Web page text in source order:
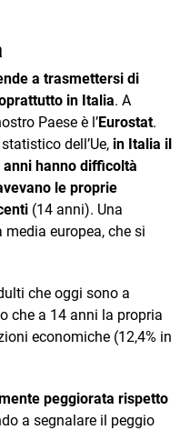
a trasmettersi di
in Italia. A
Paese è l’Eurostat.
dell’Ue, in Italia il
hanno difficoltà
le proprie
(14 anni). Una
europea, che si
che oggi sono a
che a 14 anni la propria
economiche (12,4% in
peggiorata rispetto
a segnalare il peggio